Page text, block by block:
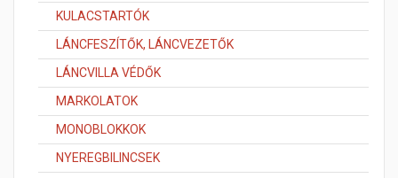
KULACSTARTÓK
LÁNCFESZÍTŐK, LÁNCVEZETŐK
LÁNCVILLA VÉDŐK
MARKOLATOK
MONOBLOKKOK
NYEREGBILINCSEK